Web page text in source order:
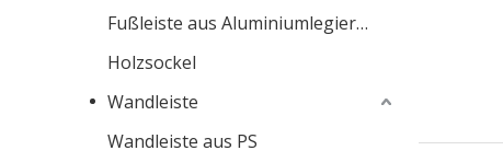
Fußleiste aus Aluminiumlegierung
Holzsockel
Wandleiste
Wandleiste aus PS